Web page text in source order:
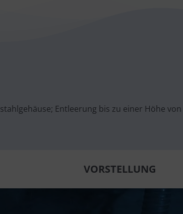
Entleerung bis zu einer Höhe
VORSTELLUNG